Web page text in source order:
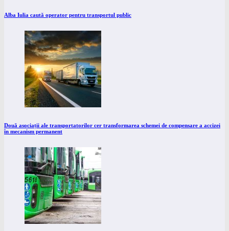
Alba Iulia caută operator pentru transportul public
Două asociații ale transportatorilor cer transformarea schemei de compensare a accizei
în mecanism permanent